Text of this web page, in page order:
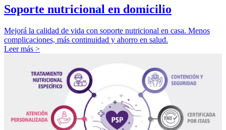
Soporte nutricional en domicilio
Mejorá la calidad de vida con soporte nutricional en casa. Menos
complicaciones, más continuidad y ahorro en salud.
Leer más >